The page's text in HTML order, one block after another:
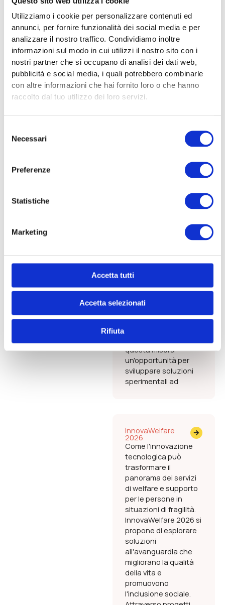
Utilizziamo i cookie per personalizzare contenuti ed
annunci, per fornire funzionalità dei social media e per
analizzare il nostro traffico. Condividiamo inoltre
informazioni sul modo in cui utilizzi il nostro sito con i
nostri partner che si occupano di analisi dei dati web,
pubblicità e social media, i quali potrebbero combinarle
con altre informazioni che hai fornito loro o che hanno
raccolto dal tuo utilizzo dei loro servizi.
delNecessari
Preferenze
Statistiche
Marketing
Accetta tutti
Accetta selezionati
Rifiuta
da parte di
Organizzazioni di
Volontariato, […]
Monitoraggio
aree vulnerabili in
Lombardia –
Regione e
Cariplo per la
Il bando presenta
elementi di interesse
per partenariati che
operano nelle aree
interne e nei contesti
montani, soprattutto
monitoraggio
ambientale e
coinvolgimento delle
Comunità Montane,
enti di ricerca e
questa misura
un'opportunità per
sviluppare soluzioni
sperimentali ad
InnovaWelfare
2026
Come l'innovazione
tecnologica può
trasformare il
panorama dei servizi
di welfare e supporto
per le persone in
situazioni di fragilità.
InnovaWelfare 2026 si
propone di esplorare
soluzioni
all'avanguardia che
migliorano la qualità
della vita e
promuovono
l'inclusione sociale.